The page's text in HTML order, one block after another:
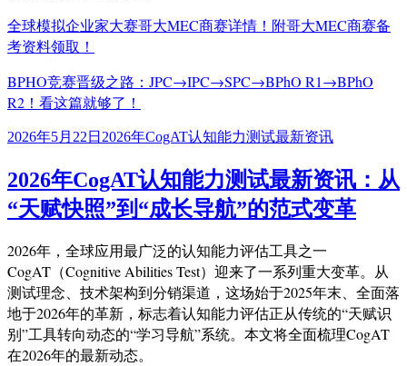
全球模拟企业家大赛哥大MEC商赛详情！附哥大MEC商赛备
考资料领取！
BPHO竞赛晋级之路：JPC→IPC→SPC→BPhO R1→BPhO
R2！看这篇就够了！
发
于
2026年5月22日 标
2026年CogAT认知能力测试最新资讯
2026年CogAT认知能力测试最新资讯：从
“天赋快照”到“成长导航”的范式变革
2026年，全球应用最广泛的认知能力评估工具之一
CogAT（Cognitive Abilities Test）迎来了一系列重大变革。从
测试理念、技术架构到分销渠道，这场始于2025年末、全面落
地于2026年的革新，标志着认知能力评估正从传统的“天赋识
别”工具转向动态的“学习导航”系统。本文将全面梳理CogAT
在2026年的最新动态。